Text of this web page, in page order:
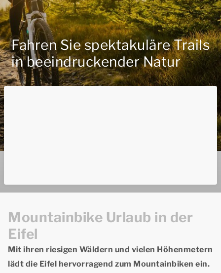
Fahren Sie spektakuläre Trails
in beeindruckender Natur
Mountainbike Urlaub in der
Eifel
Mit ihren riesigen Wäldern und vielen Höhenmetern
lädt die Eifel hervorragend zum Mountainbiken ein.